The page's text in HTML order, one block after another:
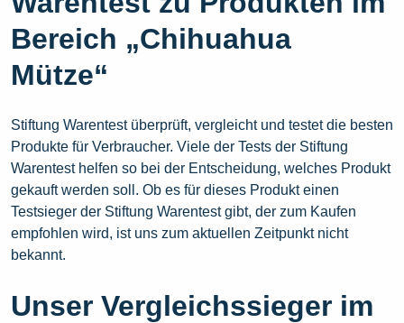
Bereich „Chihuahua
Mütze“
Stiftung Warentest überprüft, vergleicht und testet die besten
Produkte für Verbraucher. Viele der Tests der Stiftung
Warentest helfen so bei der Entscheidung, welches Produkt
gekauft werden soll. Ob es für dieses Produkt einen
Testsieger der Stiftung Warentest gibt, der zum Kaufen
empfohlen wird, ist uns zum aktuellen Zeitpunkt nicht
bekannt.
Unser Vergleichssieger im